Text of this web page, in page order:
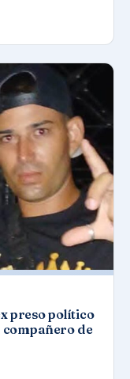
preso político
compañero de